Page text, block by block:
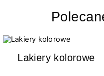
Lakiery kolorowe